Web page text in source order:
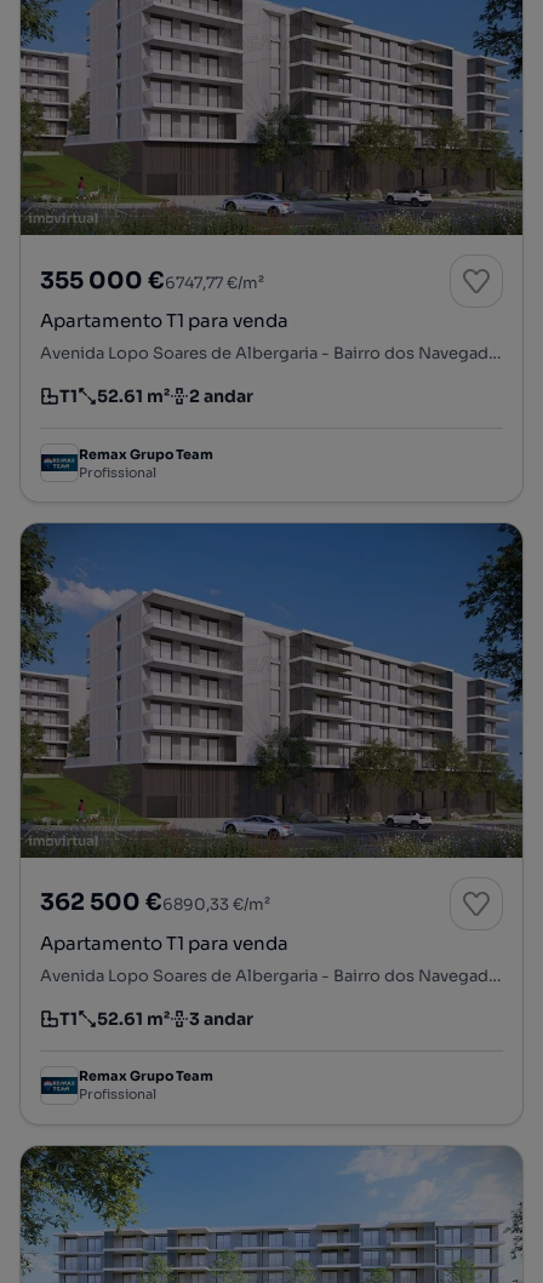
355 000 €6747,77 €/m²
Apartamento T1 para venda
Avenida Lopo Soares de Albergaria - Bairro dos Navegadores, Porto Salvo, Oeiras, Lisboa
Tipologia
T1
Preço por metro quadrado
52.61 m²
Andar 2 andar
Remax Grupo Team
Profissional
362 500 €6890,33 €/m²
Apartamento T1 para venda
Avenida Lopo Soares de Albergaria - Bairro dos Navegadores, Porto Salvo, Oeiras, Lisboa
Tipologia
T1
Preço por metro quadrado
52.61 m²
Andar 3 andar
Remax Grupo Team
Profissional